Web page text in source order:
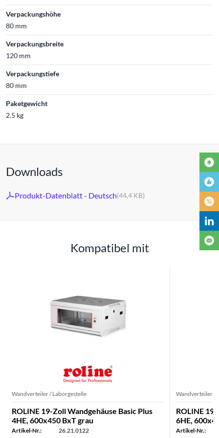
Verpackungshöhe
80 mm
Verpackungsbreite
120 mm
Verpackungstiefe
80 mm
Paketgewicht
2.5 kg
Downloads
Produkt-Datenblatt - Deutsch(44.4 KB)
Kompatibel mit
Wandverteiler / Laborgestelle
ROLINE 19-Zoll Wandgehäuse Basic Plus
4HE, 600x450 BxT grau
Artikel-Nr.:
26.21.0122
Wandverteiler /
ROLINE
6HE,
Artikel-Nr.: